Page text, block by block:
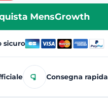
MensGrowth
sicuro
Consegna rapida